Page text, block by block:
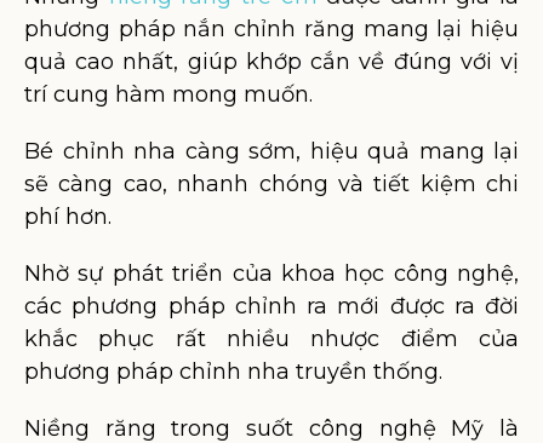
phương pháp nắn chỉnh răng mang lại hiệu
quả cao nhất, giúp khớp cắn về đúng với vị
trí cung hàm mong muốn.
Bé chỉnh nha càng sớm, hiệu quả mang lại
sẽ càng cao, nhanh chóng và tiết kiệm chi
phí hơn.
Nhờ sự phát triển của khoa học công nghệ,
các phương pháp chỉnh ra mới được ra đời
khắc phục rất nhiều nhược điểm của
phương pháp chỉnh nha truyền thống.
Niềng răng trong suốt công nghệ Mỹ là